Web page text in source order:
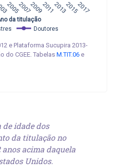
2005200720092011201320152017
Doutores
da titulação
e Plataforma Sucupira 2013-
do CGEE. Tabelas M.TIT.06 e
de idade dos
da titulação no
acima daquela
Unidos.